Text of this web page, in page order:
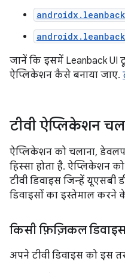
जानें कि इसमें Leanback UI
ऐप्लिकेशन कैसे बनाया जाए.
टीवी ऐप्लिकेशन
ऐप्लिकेशन को चलाना,
हिस्सा होता है. ऐप्लिकेशन
टीवी डिवाइस जिन्हें यूएसबी
डिवाइसों का इस्तेमाल करने
किसी फ़िज़िकल
अपने टीवी डिवाइस को इस